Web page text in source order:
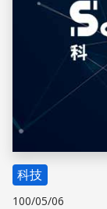
科技
100/05/06